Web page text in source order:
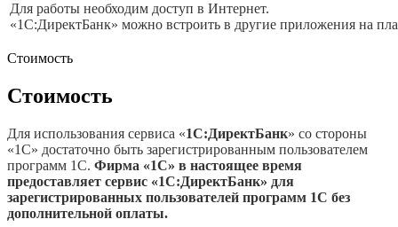
Для работы необходим доступ в Интернет.
«1С:ДиректБанк» можно встроить в другие приложения на
Стоимость
Стоимость
Для использования сервиса «1С:ДиректБанк» со стороны
«1С» достаточно быть зарегистрированным пользователем
программ 1С. Фирма «1С» в настоящее время
предоставляет сервис «1С:ДиректБанк» для
зарегистрированных пользователей программ 1С без
дополнительной оплаты.